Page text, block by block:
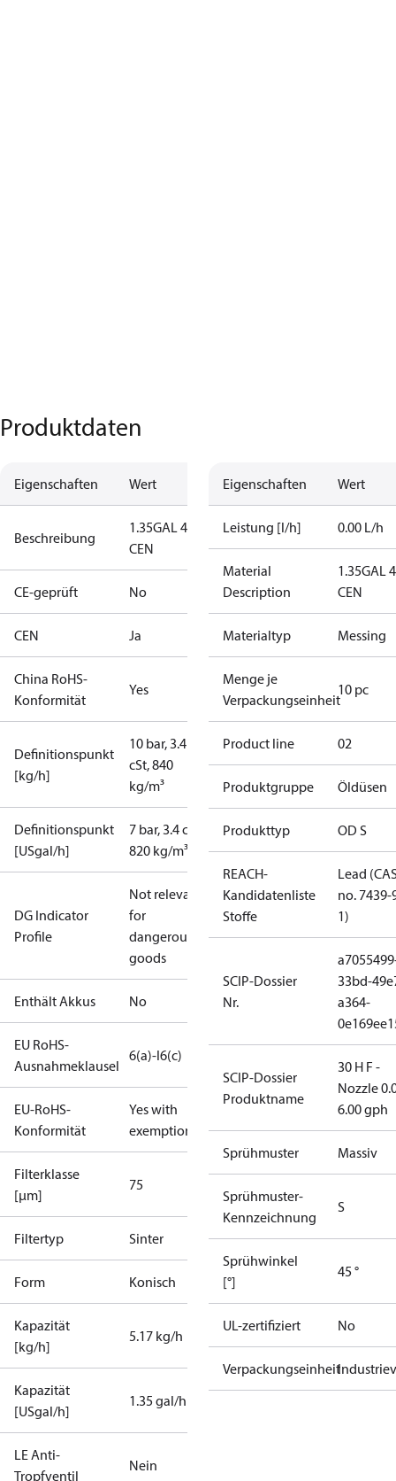
Produktdaten
Eigenschaften Wert
Beschreibung
1.35GAL 45S
CEN
CE-geprüft No
CEN Ja
China RoHS-
Konformität
Yes
Definitionspunkt
[kg/h]
10 bar, 3.4
cSt, 840
kg/m³
Definitionspunkt
[USgal/h]
7 bar, 3.4 cSt,
820 kg/m³
DG Indicator
Profile
Not relevant
for
dangerous
goods
Enthält Akkus No
EU RoHS-
Ausnahmeklausel
6(a)-I6(c)
EU-RoHS-
Konformität
Yes with
exemptions
Filterklasse
[µm]
75
Filtertyp Sinter
Form Konisch
Kapazität
[kg/h]
5.17 kg/h
Kapazität
[USgal/h]
1.35 gal/h
LE Anti-
Tropfventil
Nein
Eigenschaften Wert
Leistung [l/h] 0.00 L/h
Material
Description
1.35GAL
CEN
Materialtyp Messing
Menge je
Verpackungseinheit
10 pc
Product line 02
Produktgruppe Öldüsen
Produkttyp OD S
REACH-
Kandidatenliste
Stoffe
Lead
no. 7439-
1)
SCIP-Dossier
Nr.
33bd-
a364-
SCIP-Dossier
Produktname
30 H F -
Nozzle
6.00 gph
Sprühmuster Massiv
Sprühmuster-
Kennzeichnung
S
Sprühwinkel
[°]
45 °
UL-zertifiziert No
Verpackungseinheit